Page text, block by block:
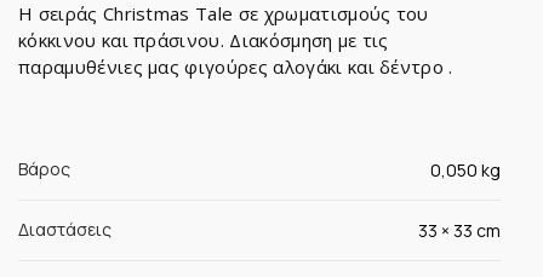
Η σειράς Christmas Tale σε χρωματισμούς του
κόκκινου και πράσινου. Διακόσμηση με τις
παραμυθένιες μας φιγούρες αλογάκι και δέντρο .
Βάρος 0,050 kg
Διαστάσεις 33 × 33 cm